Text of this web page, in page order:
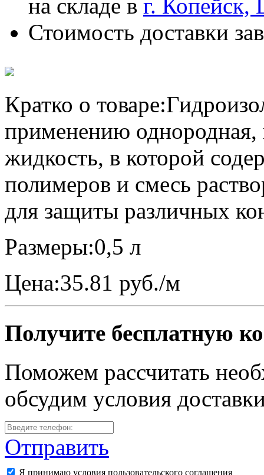
на складе в г.
Стоимость доставки
Кратко о товаре:
применению однородная,
жидкость, в которой
полимеров и смесь
для защиты различных
Размеры:0,5 л
Цена:35.81 руб./м
Получите бесплатную
Поможем рассчитать
обсудим условия
Отправить
Я принимаю условия пользовательского соглашения